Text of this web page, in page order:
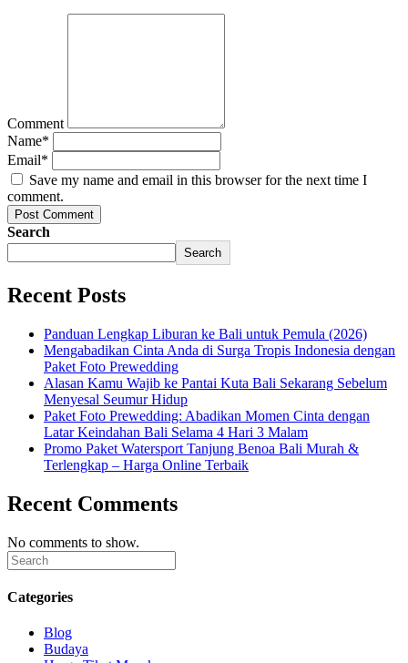
Comment
Name*
Email*
Save my name and email in this browser for the next time I
comment.
Post Comment
Search
Search
Recent Posts
Panduan Lengkap Liburan ke Bali untuk Pemula (2026)
Mengabadikan Cinta Anda di Surga Tropis Indonesia dengan
Paket Foto Prewedding
Alasan Kamu Wajib ke Pantai Kuta Bali Sekarang Sebelum
Menyesal Seumur Hidup
Paket Foto Prewedding: Abadikan Momen Cinta dengan
Latar Keindahan Bali Selama 4 Hari 3 Malam
Promo Paket Watersport Tanjung Benoa Bali Murah &
Terlengkap – Harga Online Terbaik
Recent Comments
No comments to show.
Categories
Blog
Budaya